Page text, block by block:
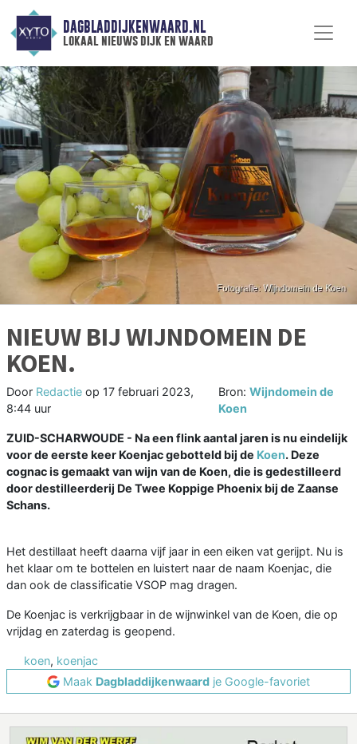
DAGBLADDIJKENWAARD.NL
lokaal nieuws dijk en waard
NIEUW BIJ WIJNDOMEIN DE
KOEN.
Door Redactie op 17 februari 2023,
8:44 uur
Bron:Wijndomein de
Koen
ZUID-SCHARWOUDE - Na een flink aantal jaren is nu eindelijk
voor de eerste keer Koenjac gebotteld bij de Koen. Deze
cognac is gemaakt van wijn van de Koen, die is gedestilleerd
door destilleerderij De Twee Koppige Phoenix bij de Zaanse
Schans.
Het destillaat heeft daarna vijf jaar in een eiken vat gerijpt. Nu is
het klaar om te bottelen en luistert naar de naam Koenjac, die
dan ook de classificatie VSOP mag dragen.
De Koenjac is verkrijgbaar in de wijnwinkel van de Koen, die op
vrijdag en zaterdag is geopend.
koen, koenjac
Maak Dagbladdijkenwaard je Google-favoriet